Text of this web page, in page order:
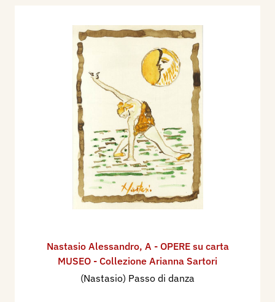
Nastasio Alessandro, A - OPERE su carta
MUSEO - Collezione Arianna Sartori
(Nastasio) Passo di danza